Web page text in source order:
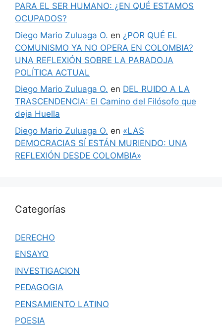
PARA EL SER HUMANO: ¿EN QUÉ ESTAMOS
OCUPADOS?
Diego Mario Zuluaga O. en ¿POR QUÉ EL
COMUNISMO YA NO OPERA EN COLOMBIA?
UNA REFLEXIÓN SOBRE LA PARADOJA
POLÍTICA ACTUAL
Diego Mario Zuluaga O. en DEL RUIDO A LA
TRASCENDENCIA: El Camino del Filósofo que
deja Huella
Diego Mario Zuluaga O. en «LAS
DEMOCRACIAS SÍ ESTÁN MURIENDO: UNA
REFLEXIÓN DESDE COLOMBIA»
Categorías
DERECHO
ENSAYO
INVESTIGACION
PEDAGOGIA
PENSAMIENTO LATINO
POESIA